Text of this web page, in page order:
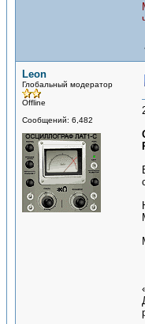
Leon
Глобальный модератор
Offline
Сообщений: 6,482